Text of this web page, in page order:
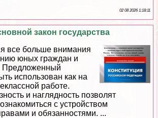
02 08 2026 1:18:11
закон государства
все больше внимания
юных граждан и
Предложенный
использован как на
работе.
и наглядность позволят
с устройством
и обязанностями. ...